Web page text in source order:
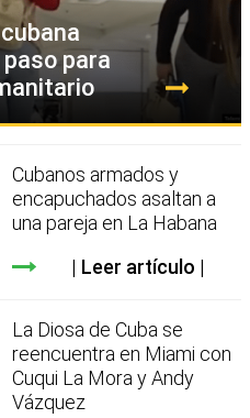
para
Cubanos armados y
encapuchados asaltan a
una pareja en La Habana
Leer artículo
La Diosa de Cuba se
reencuentra en Miami con
Cuqui La Mora y Andy
Vázquez